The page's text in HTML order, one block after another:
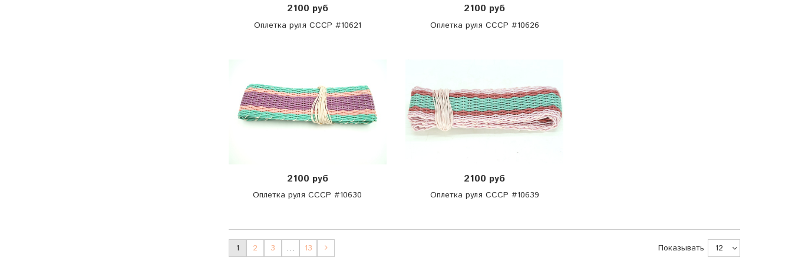
2100 руб
Оплетка руля СССР #10621
2100 руб
Оплетка руля СССР #10626
2100 руб
Оплетка руля СССР #10630
2100 руб
Оплетка руля СССР #10639
1 2 3 … 13 Показывать